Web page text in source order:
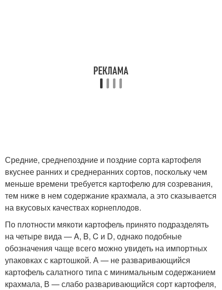
Средние, среднепоздние и поздние сорта картофеля
вкуснее ранних и среднеранних сортов, поскольку чем
меньше времени требуется картофелю для созревания,
тем ниже в нем содержание крахмала, а это сказывается
на вкусовых качествах корнеплодов.
По плотности мякоти картофель принято подразделять
на четыре вида — A, B, C и D, однако подобные
обозначения чаще всего можно увидеть на импортных
упаковках с картошкой. А — не разваривающийся
картофель салатного типа с минимальным содержанием
крахмала, В — слабо разваривающийся сорт картофеля,